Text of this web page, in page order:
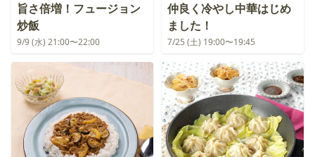
旨さ倍増！フュージョン
炒飯
9/9 (水) 21:00〜22:00
仲良く冷やし中華はじめ
ました！
7/25 (土) 19:00〜19:45